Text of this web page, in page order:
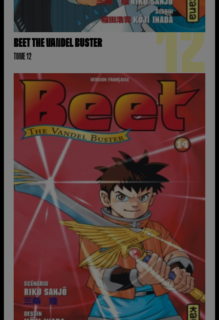
BEET THE VANDEL BUSTER
TOME 12 12